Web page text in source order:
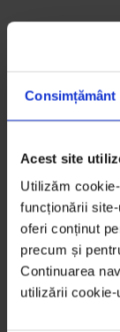
Consimțământ
Acest site
Utilizăm
funcționării
oferi conținut
precum și
Continuarea
utilizării cookie-